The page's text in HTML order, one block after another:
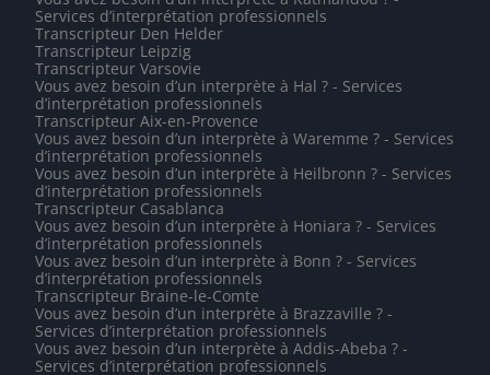
Services d’interprétation professionnels
Transcripteur Den Helder
Transcripteur Leipzig
Transcripteur Varsovie
Vous avez besoin d’un interprète à Hal ? - Services
d’interprétation professionnels
Transcripteur Aix-en-Provence
Vous avez besoin d’un interprète à Waremme ? - Services
d’interprétation professionnels
Vous avez besoin d’un interprète à Heilbronn ? - Services
d’interprétation professionnels
Transcripteur Casablanca
Vous avez besoin d’un interprète à Honiara ? - Services
d’interprétation professionnels
Vous avez besoin d’un interprète à Bonn ? - Services
d’interprétation professionnels
Transcripteur Braine-le-Comte
Vous avez besoin d’un interprète à Brazzaville ? -
Services d’interprétation professionnels
Vous avez besoin d’un interprète à Addis-Abeba ? -
Services d’interprétation professionnels